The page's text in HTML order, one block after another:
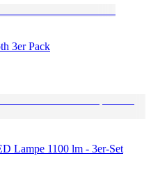
3er Pack
Lampe 1100 lm - 3er-Set